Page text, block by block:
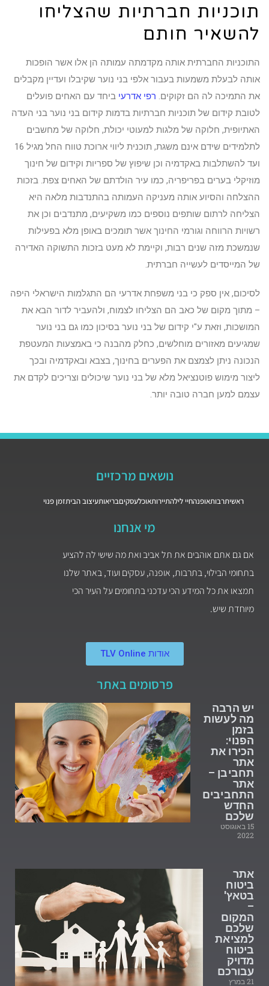
תוכניות חברתיות שהצליחו
להשאיר חותם
התוכניות החברתית אותה מקדמתה עמותה הן אלו אשר הופכות
אותה לבעלת משמעות בעבור אלפי בני נוער שקיבלו ועדיין מקבלים
את התמיכה לה הם זקוקים. רפי אדרעי ביחד עם האחים פועלים
לטובת קידום של תוכניות חברתיות בדמות קידום בני נוער בני העדה
האתיופית, חלוקה של מלגות למעוטי יכולת, חלוקה של מחשבים
לתלמידים שידם אינם משגת, תוכנית ליווי ארוכת טווח החל מגיל 16
ועד להשתלבות באקדמיה וכן שיפוץ של ספריות וקידום של חינוך
מוזיקלי בערים בפריפריה, כמו עיר הולדתם של האחים צפת. בזכות
ההצלחה והסיוע אותה מעניקה העמותה בהתנדבות מלאה היא
הצליחה לרתום שותפים נוספים כמו משקיעים, מתנדבים וכן את
רשויות הרווחה וגורמי החינוך אשר תומכים באופן מלא בפעילות
שנמשכת מזה שנים רבות, וקיימת לא מעט בזכות התשוקה האדירה
של המייסדים לעשייה חברתית.
לסיכום, אין ספק כי בני משפחת אדרעי הם התגלמות הישראלי היפה
– מתוך מקום של כאב הם הצליחו לצמוח, ולהעביר לדור הבא את
המושכות, וזאת ע"י קידום של בני נוער בסיכון כמו גם בני נוער
שמגיעים מאזורים מוחלשים, כחלק מהבנה כי באמצעות המעטפת
הנכונה ניתן לצמצם את הפערים בחינוך, בצבא ובאקדמיה ובכך
ליצור מימוש פוטנציאל מלא של בני נוער שיכולים וצריכים לקדם את
עצמם למען חברה טובה יותר.
נושאים מרכזיים
ראשיתרבותאופנהחיי לילהתיירותאוכלעסקיםבריאותעיצוב הביתזמן פנוי
מי אנחנו
אם גם אתם אוהבים את תל אביב ואת מה שישי לה להציע
בתחומי הבילוי, בתרבות, אופנה, עסקים ועוד, באתר שלנו
תמצאו את כל המידע הכי עדכני בתחומים על העיר הכי
מיוחדת שיש.
אודות TLV Online
פרסומים באתר
יש הרבה
מה לעשות
בזמן
הפנוי:
הכירו את
אתר
תחביבן –
אתר
התחביבים
החדש
שלכם
15 באוגוסט
2022
אתר
ביטוח
בטאץ'
–
המקום
שלכם
למציאת
ביטוח
מדויק
עבורכם
21 במרץ